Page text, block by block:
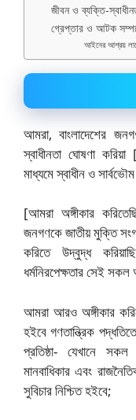
জীবন ও ব্যক্তি-
গ্রেপ্তার ও আটক
আইনের আশ্রয়
আমরা, বাংলাদেশের
স্বাধীনতা ঘোষণা
মাধ্যমে স্বাধীন ও
[আমরা অঙ্গীকার
জনগণকে জাতীয় মুক্তি
করিতে উদ্বুদ্ধ
ধর্মনিরপেক্ষতার সেই
আমরা আরও অঙ্গীকার
হইবে গণতান্ত্রিক
প্রতিষ্ঠা- যেখানে
মানবাধিকার এবং
সুবিচার নিশ্চিত হইবে;